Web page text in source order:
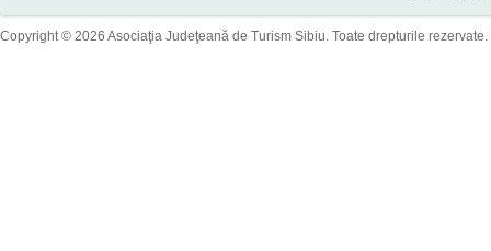
Copyright © 2026 Asociaţia Judeţeană de Turism Sibiu. Toate drepturile rezervate.